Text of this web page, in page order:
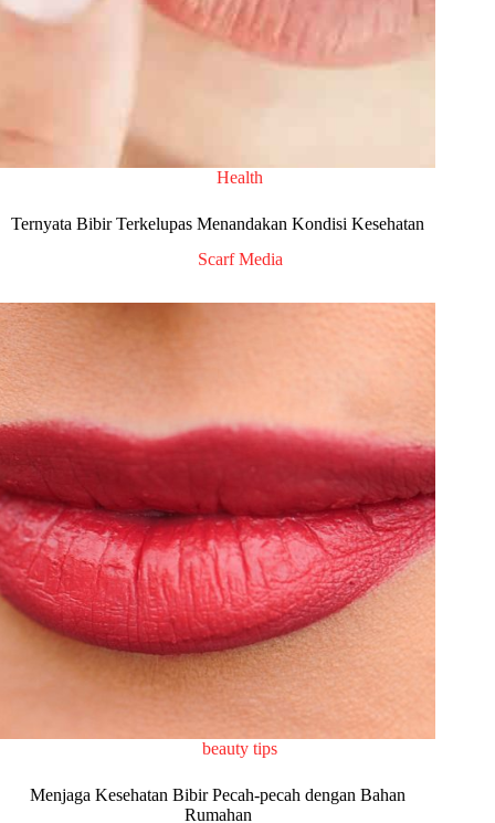
Health
Ternyata Bibir Terkelupas Menandakan Kondisi Kesehatan
Scarf Media
beauty tips
Menjaga Kesehatan Bibir Pecah-pecah dengan Bahan
Rumahan